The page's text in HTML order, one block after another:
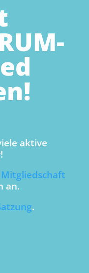
aktive
Mitgliedschaft
an.
.